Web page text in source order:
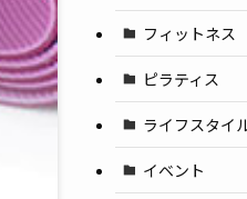
フィットネス
ピラティス
ライフスタイ
イベント